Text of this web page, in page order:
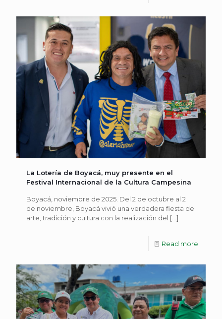
La Lotería de Boyacá, muy presente en el
Festival Internacional de la Cultura Campesina
Boyacá, noviembre de 2025. Del 2 de octubre al 2
de noviembre, Boyacá vivió una verdadera fiesta de
arte, tradición y cultura con la realización del […]
Read more